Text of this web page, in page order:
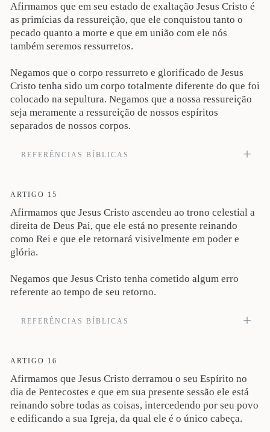
21:14; At 1:9-11; 2:25, 32; 3:15, 26; 4:10; 5:30; 10:40; Rm 4:24-25; 6:9-10; Ef
4:8-10.
Afirmamos que em seu estado de exaltação Jesus Cristo é
as primícias da ressureição, que ele conquistou tanto o
pecado quanto a morte e que em união com ele nós
também seremos ressurretos.
Negamos que o corpo ressurreto e glorificado de Jesus
Cristo tenha sido um corpo totalmente diferente do que foi
colocado na sepultura. Negamos que a nossa ressureição
seja meramente a ressureição de nossos espíritos
separados de nossos corpos.
REFERÊNCIAS BÍBLICAS
aguilhão? (1Co 15.20, 55). Veja também Rm 5:10; 6:4, 8, 11; 10:9; 1Co 15:23;
20:14.
ARTIGO 15
Afirmamos que Jesus Cristo ascendeu ao trono celestial a
direita de Deus Pai, que ele está no presente reinando
como Rei e que ele retornará visivelmente em poder e
glória.
Negamos que Jesus Cristo tenha cometido algum erro
referente ao tempo de seu retorno.
REFERÊNCIAS BÍBLICAS
compete saber os tempos ou as épocas, que o Pai reservou à sua própria
me-eis testemunhas, tanto em Jerusalém, como em toda a Judeia e Samaria, e até
os confins da terra. “ Tendo ele dito estas coisas, foi levado para cima, enquanto
eles olhavam, e uma nuvem o recebeu, ocultando-o a seus olhos. Estando eles
com os olhos fitos no céu, enquanto ele subia, eis que junto deles apareceram
dois varões vestidos de branco, os quais lhes disseram: ”Varões galileus, por
que ficais aí olhando para o céu? Esse Jesus, que dentre vós foi elevado para o
ARTIGO 16
Afirmamos que Jesus Cristo derramou o seu Espírito no
dia de Pentecostes e que em sua presente sessão ele está
reinando sobre todas as coisas, intercedendo por seu povo
e edificando a sua Igreja, da qual ele é o único cabeça.